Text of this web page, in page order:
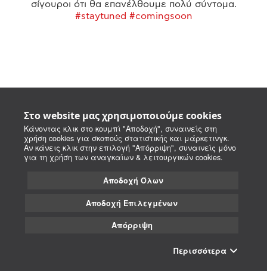
Στο website μας χρησιμοποιούμε cookies
Κάνοντας κλικ στο κουμπί "Αποδοχή", συναινείς στη
χρήση cookies για σκοπούς στατιστικής και μάρκετινγκ.
Αν κάνεις κλικ στην επιλογή "Απόρριψη", συναινείς μόνο
για τη χρήση των αναγκαίων & λειτουργικών cookies.
Αποδοχή Όλων
Αποδοχή Επιλεγμένων
Απόρριψη
Περισσότερα
σίγουροι ότι θα επανέλθουμε πολύ σύντομα.
#staytuned #comingsoon